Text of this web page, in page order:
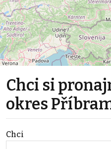
Chci si
okres
Chci